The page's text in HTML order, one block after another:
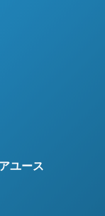
ユース